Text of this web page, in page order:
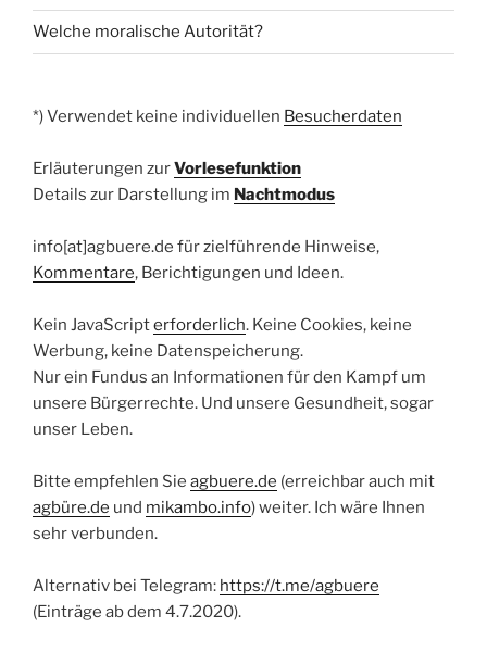
Welche moralische Autorität?
*) Verwendet keine individuellen Besucherdaten
Erläuterungen zurVorlesefunktion
Details zur Darstellung im Nachtmodus
info[at]agbuere.de für zielführende Hinweise,
Kommentare, Berichtigungen und Ideen.
Kein JavaScripterforderlich. Keine Cookies, keine
Werbung, keine Datenspeicherung.
Nur ein Fundus an Informationen für den Kampf um
unsere Bürgerrechte. Und unsere Gesundheit, sogar
unser Leben.
Bitte empfehlen Sie agbuere.de (erreichbar auch mit
agbüre.de und mikambo.info) weiter. Ich wäre Ihnen
sehr verbunden.
Alternativ bei Telegram: https://t.me/agbuere
(Einträge ab dem 4.7.2020).